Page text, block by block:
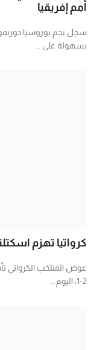
أمم إفريقيا
سجل نجم بوروسيا
بسهولة على ...
كرواتيا تهزم
عوض المنتخب الكرواتي
2-1، اليوم...